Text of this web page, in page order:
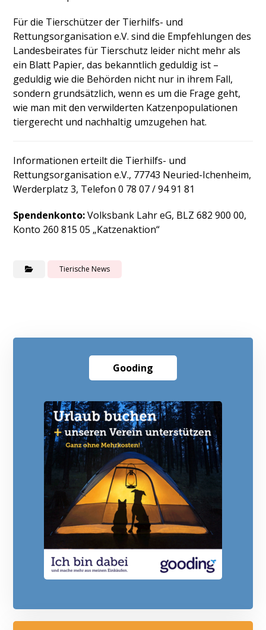
Für die Tierschützer der Tierhilfs- und
Rettungsorganisation e.V. sind die Empfehlungen des
Landesbeirates für Tierschutz leider nicht mehr als
ein Blatt Papier, das bekanntlich geduldig ist –
geduldig wie die Behörden nicht nur in ihrem Fall,
sondern grundsätzlich, wenn es um die Frage geht,
wie man mit den verwilderten Katzenpopulationen
tiergerecht und nachhaltig umzugehen hat.
Informationen erteilt die Tierhilfs- und
Rettungsorganisation e.V., 77743 Neuried-Ichenheim,
Werderplatz 3, Telefon 0 78 07 / 94 91 81
Spendenkonto:Volksbank Lahr eG, BLZ 682 900 00,
Konto 260 815 05 „Katzenaktion“
Tierische News
Gooding